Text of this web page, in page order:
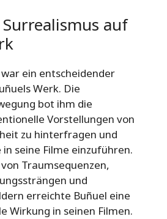
auf
war ein entscheidender
Werk. Die
bot ihm die
Vorstellungen von
zu hinterfragen und
seine Filme einzuführen.
Traumsequenzen,
und
erreichte Buñuel eine
Wirkung in seinen Filmen.